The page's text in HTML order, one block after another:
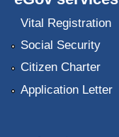
Vital Registration
Social Security
Citizen Charter
Application Letter